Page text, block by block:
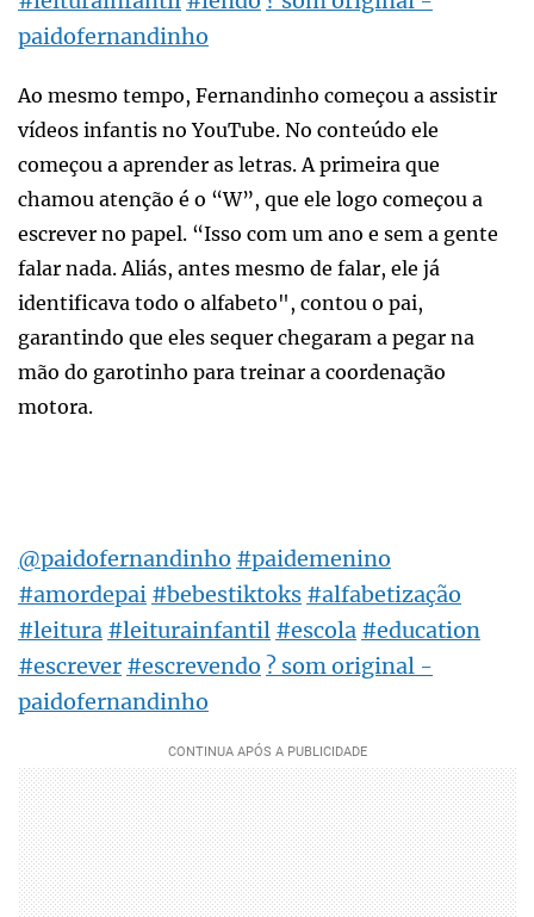
paidofernandinho
Ao mesmo tempo, Fernandinho começou a assistir
vídeos infantis no YouTube. No conteúdo ele
começou a aprender as letras. A primeira que
chamou atenção é o “W”, que ele logo começou a
escrever no papel. “Isso com um ano e sem a gente
falar nada. Aliás, antes mesmo de falar, ele já
identificava todo o alfabeto", contou o pai,
garantindo que eles sequer chegaram a pegar na
mão do garotinho para treinar a coordenação
motora.
@paidofernandinho #paidemenino
#amordepai #bebestiktoks #alfabetização
#leitura #leiturainfantil #escola #education
#escrever #escrevendo ? som original -
paidofernandinho